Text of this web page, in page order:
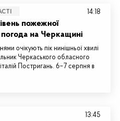
пожежної
на Черкащині
очікують пік нинішньої хвилі
Черкаського обласного
Постригань. 6–7 серпня в
14:18
13:45